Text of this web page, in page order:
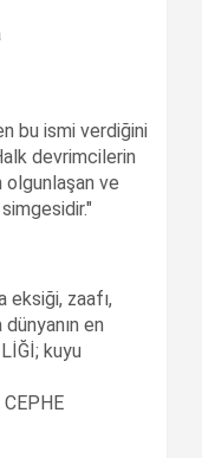
bu ismi verdiğini
devrimcilerin
olgunlaşan ve
eksiği, zaafı,
en
kuyu